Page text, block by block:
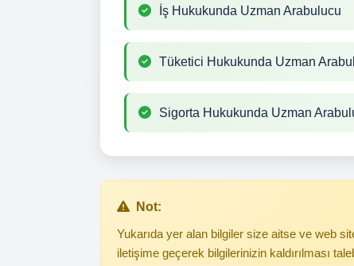
İş Hukukunda Uzman Arabulucu
Tüketici Hukukunda Uzman
Sigorta Hukukunda Uzman
Not:
Yukarıda yer alan bilgiler size aitse ve web
iletişime geçerek bilgilerinizin kaldırılması